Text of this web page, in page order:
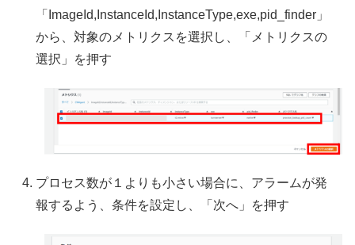
「ImageId,InstanceId,InstanceType,exe,pid_finder」
から、対象のメトリクスを選択し、「メトリクスの
選択」を押す
プロセス数が１よりも小さい場合に、アラームが発
報するよう、条件を設定し、「次へ」を押す